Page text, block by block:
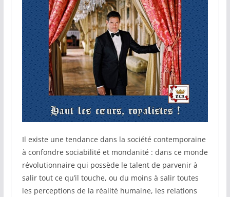
Il existe une tendance dans la société contemporaine
à confondre sociabilité et mondanité : dans ce monde
révolutionnaire qui possède le talent de parvenir à
salir tout ce qu’il touche, ou du moins à salir toutes
les perceptions de la réalité humaine, les relations